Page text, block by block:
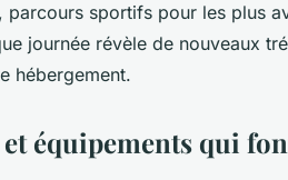
parcours sportifs pour les plus
journée révèle de nouveaux
hébergement.
et équipements qui